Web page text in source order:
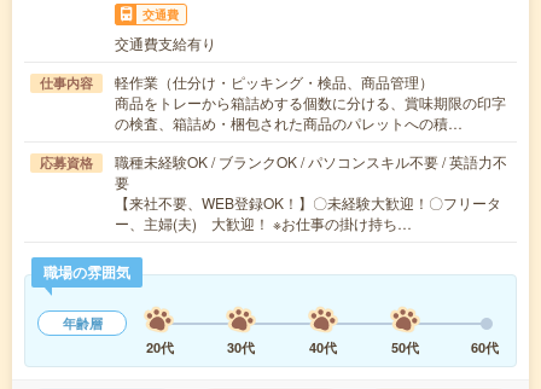
交通費
交通費支給有り
仕事内容
軽作業（仕分け・ピッキング・検品、商品管理）
商品をトレーから箱詰めする個数に分ける、賞味期限の印字
の検査、箱詰め・梱包された商品のパレットへの積…
応募資格
職種未経験OK / ブランクOK / パソコンスキル不要 / 英語力不
要
【来社不要、WEB登録OK！】〇未経験大歓迎！〇フリータ
ー、主婦(夫) 大歓迎！ ※お仕事の掛け持ち…
職場の雰囲気
年齢層
20代
30代 40代 50代 60代